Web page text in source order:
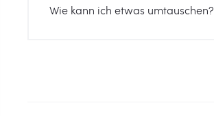
Wie kann ich etwas umtauschen?